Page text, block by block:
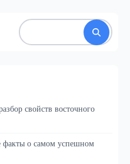
свойств восточного
факты о самом успешном